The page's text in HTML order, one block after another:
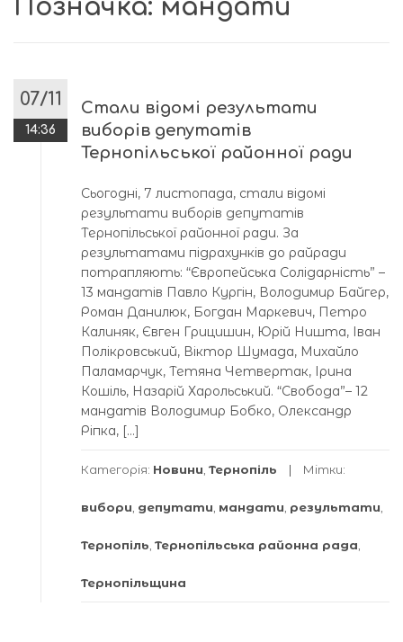
Позначка: мандати
07/11
14:36
Стали відомі результати
виборів депутатів
Тернопільської районної ради
Сьогодні, 7 листопада, стали відомі
результати виборів депутатів
Тернопільської районної ради. За
результатами підрахунків до райради
потрапляють: “Європейська Солідарність” –
13 мандатів Павло Кургін, Володимир Байгер,
Роман Данилюк, Богдан Маркевич, Петро
Калиняк, Євген Грицишин, Юрій Ништа, Іван
Полікровський, Віктор Шумада, Михайло
Паламарчук, Тетяна Четвертак, Ірина
Кошіль, Назарій Харольський. “Свобода”– 12
мандатів Володимир Бобко, Олександр
Ріпка, […]
Категорія: Новини Тернопіль Мітки:
вибори депутати мандати результати
Тернопіль Тернопільська районна рада
Тернопільщина